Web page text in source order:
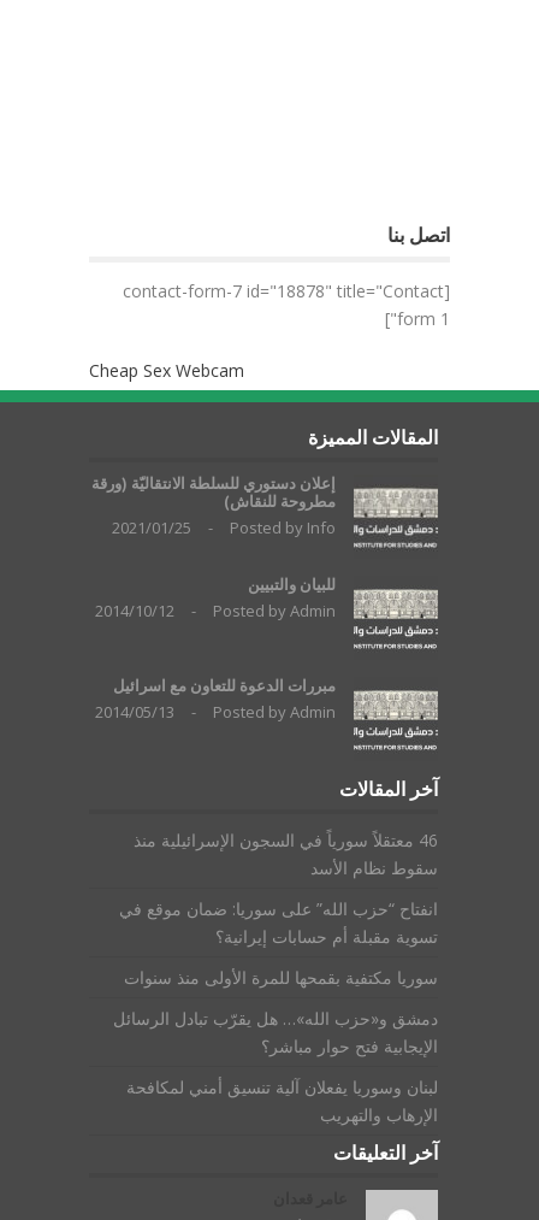
اتصل بنا
[contact-form-7 id="18878" title="Contact
form 1"]
Cheap Sex Webcam
المقالات المميزة
إعلان دستوري للسلطة الانتقاليّة (ورقة
مطروحة للنقاش)
Posted by Info
-
2021/01/25
للبيان والتبيين
Posted byAdmin
-
2014/10/12
مبررات الدعوة للتعاون مع اسرائيل
Posted byAdmin
-
2014/05/13
آخر المقالات
46 معتقلاً سورياً في السجون الإسرائيلية منذ
سقوط نظام الأسد
انفتاح “حزب الله” على سوريا: ضمان موقع في
تسوية مقبلة أم حسابات إيرانية؟
سوريا مكتفية بقمحها للمرة الأولى منذ سنوات
دمشق و«حزب الله»… هل يقرّب تبادل الرسائل
الإيجابية فتح حوار مباشر؟
لبنان وسوريا يفعلان آلية تنسيق أمني لمكافحة
الإرهاب والتهريب
آخر التعليقات